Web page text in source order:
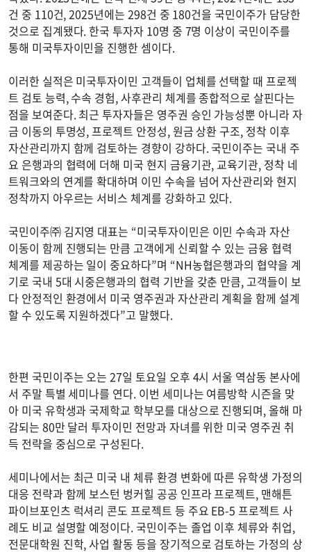
건 중 110건, 2025년에는 298건 중 180건을 국민이주가 담당한
것으로 집계됐다. 한국 투자자 10명 중 7명 이상이 국민이주를
통해 미국투자이민을 진행한 셈이다.
이러한 실적은 미국투자이민 고객들이 업체를 선택할 때 프로젝
트 검토 능력, 수속 경험, 사후관리 체계를 종합적으로 살핀다는
점을 보여준다. 최근 투자자들은 영주권 승인 가능성뿐 아니라 자
금 이동의 투명성, 프로젝트 안정성, 원금 상환 구조, 정착 이후
자산관리까지 함께 검토하는 경향이 강하다. 국민이주는 국내 주
요 은행과의 협력에 더해 미국 현지 금융기관, 교육기관, 정착 네
트워크와의 연계를 확대하며 이민 수속을 넘어 자산관리와 현지
정착까지 아우르는 서비스 체계를 강화하고 있다.
국민이주㈜ 김지영 대표는 “미국투자이민은 이민 수속과 자산
이동이 함께 진행되는 만큼 고객에게 신뢰할 수 있는 금융 협력
체계를 제공하는 일이 중요하다”며 “NH농협은행과의 협약을 계
기로 국내 5대 시중은행과의 협력 기반을 갖춘 만큼, 고객들이 보
다 안정적인 환경에서 미국 영주권과 자산관리 계획을 함께 설계
할 수 있도록 지원하겠다”고 말했다.
한편 국민이주는 오는 27일 토요일 오후 4시 서울 역삼동 본사에
서 주말 특별 세미나를 연다. 이번 세미나는 여름방학 시즌을 맞
아 미국 유학생과 국제학교 학부모를 대상으로 진행되며, 올해 마
감되는 80만 달러 투자이민 전망과 자녀를 위한 미국 영주권 취
득 전략을 중심으로 구성된다.
세미나에서는 최근 미국 내 체류 환경 변화에 따른 유학생 가정의
대응 전략과 함께 보스턴 벙커힐 공공 인프라 프로젝트, 맨해튼
파이브포인츠 럭셔리 콘도 프로젝트 등 주요 EB-5 프로젝트 사
례도 비교 설명할 예정이다. 국민이주는 졸업 이후 체류와 취업,
전문대학원 진학, 사업 활동 등을 장기적으로 검토하는 가정의 상